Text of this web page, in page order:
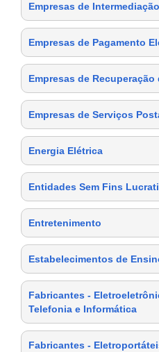
Empresas de
Empresas de Pagamento
Empresas de Recuperação
Empresas de Serviços
Energia Elétrica
Entidades Sem Fins
Entretenimento
Estabelecimentos de
Fabricantes -
Telefonia e Informática
Fabricantes -